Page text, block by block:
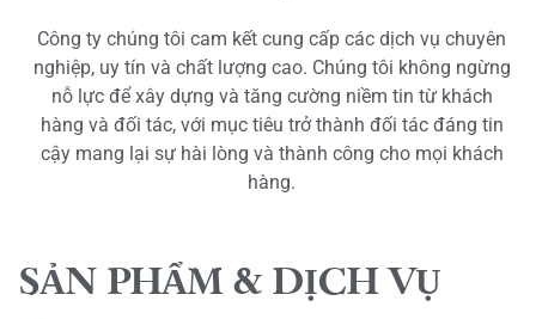
Công ty chúng tôi cam kết cung cấp các dịch vụ chuyên
nghiệp, uy tín và chất lượng cao. Chúng tôi không ngừng
nỗ lực để xây dựng và tăng cường niềm tin từ khách
hàng và đối tác, với mục tiêu trở thành đối tác đáng tin
cậy mang lại sự hài lòng và thành công cho mọi khách
hàng.
SẢN PHẨM & DỊCH VỤ